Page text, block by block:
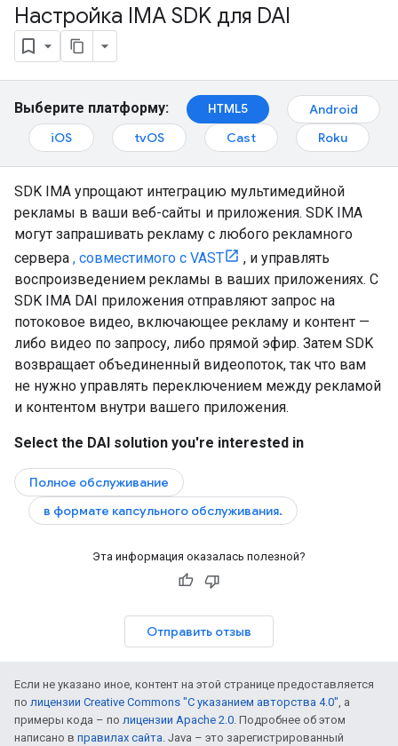
Настройка IMA SDK для DAI
Выберите платформу: HTML5
Android
iOS
tvOS Cast Roku
SDK IMA упрощают интеграцию мультимедийной
рекламы в ваши веб-сайты и приложения. SDK IMA
могут запрашивать рекламу с любого рекламного
сервера , совместимого с VAST
, и управлять
воспроизведением рекламы в ваших приложениях. С
SDK IMA DAI приложения отправляют запрос на
потоковое видео, включающее рекламу и контент —
либо видео по запросу, либо прямой эфир. Затем SDK
возвращает объединенный видеопоток, так что вам
не нужно управлять переключением между рекламой
и контентом внутри вашего приложения.
Select the DAI solution you're interested in
Полное обслуживание
в формате капсульного обслуживания.
Эта информация оказалась полезной?
Отправить отзыв
Если не указано иное, контент на этой странице предоставляется
по лицензии Creative Commons "С указанием авторства 4.0", а
примеры кода – по лицензии Apache 2.0. Подробнее об этом
написано в правилах сайта. Java – это зарегистрированный